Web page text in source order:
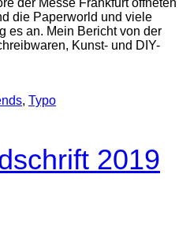
die Paperworld und viele
es an. Mein Bericht von der
Kunst- und DIY-
, Typo
2019